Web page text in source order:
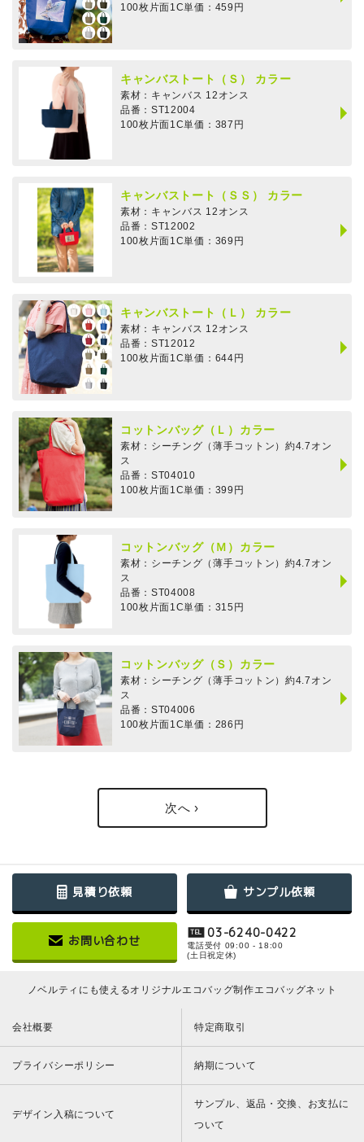
100枚片面1C単価：459円
キャンバストート（Ｓ） カラー
素材： キャンバス 12オンス
品番：ST12004
100枚片面1C単価：387円
キャンバストート（ＳＳ） カラー
素材： キャンバス 12オンス
品番：ST12002
100枚片面1C単価：369円
キャンバストート（Ｌ） カラー
素材： キャンバス 12オンス
品番：ST12012
100枚片面1C単価：644円
コットンバッグ（Ｌ）カラー
素材： シーチング（薄手コットン）約4.7オン
ス
品番：ST04010
100枚片面1C単価：399円
コットンバッグ（Ｍ）カラー
素材： シーチング（薄手コットン）約4.7オン
ス
品番：ST04008
100枚片面1C単価：315円
コットンバッグ（Ｓ）カラー
素材： シーチング（薄手コットン）約4.7オン
ス
品番：ST04006
100枚片面1C単価：286円
次へ ›
見積り依頼 サンプル依頼
お問い合わせ
TEL 03-6240-0422
電話受付 09:00 - 18:00
(土日祝定休)
ノベルティにも使えるオリジナルエコバッグ制作エコバッグネット
会社概要 特定商取引
プライバシーポリシー 納期について
デザイン入稿について
サンプル、返品・交換、お支払に
ついて